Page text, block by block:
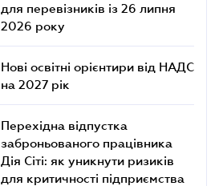
для перевізників із 26 липня
2026 року
Нові освітні орієнтири від НАДС
на 2027 рік
Перехідна відпустка
заброньованого працівника
Дія Сіті: як уникнути ризиків
для критичності підприємства